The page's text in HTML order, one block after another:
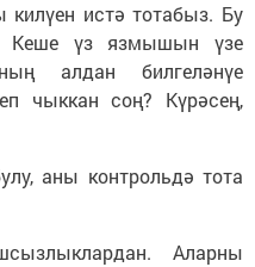
килүен истә тотабыз. Бу
Кеше үз язмышын үзе
алдан билгеләнүе
чыккан соң? Күрәсең,
аны контрольдә тота
Аларны